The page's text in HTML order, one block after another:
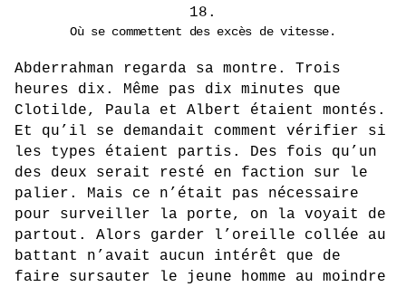
18.
Où se commettent des excès de vitesse.
Abderrahman regarda sa montre. Trois
heures dix. Même pas dix minutes que
Clotilde, Paula et Albert étaient montés.
Et qu’il se demandait comment vérifier si
les types étaient partis. Des fois qu’un
des deux serait resté en faction sur le
palier. Mais ce n’était pas nécessaire
pour surveiller la porte, on la voyait de
partout. Alors garder l’oreille collée au
battant n’avait aucun intérêt que de
faire sursauter le jeune homme au moindre